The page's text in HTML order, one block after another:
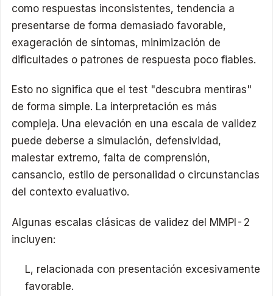
como respuestas inconsistentes, tendencia a
presentarse de forma demasiado favorable,
exageración de síntomas, minimización de
dificultades o patrones de respuesta poco fiables.
Esto no significa que el test "descubra mentiras"
de forma simple. La interpretación es más
compleja. Una elevación en una escala de validez
puede deberse a simulación, defensividad,
malestar extremo, falta de comprensión,
cansancio, estilo de personalidad o circunstancias
del contexto evaluativo.
Algunas escalas clásicas de validez del MMPI-2
incluyen:
L, relacionada con presentación excesivamente
favorable.